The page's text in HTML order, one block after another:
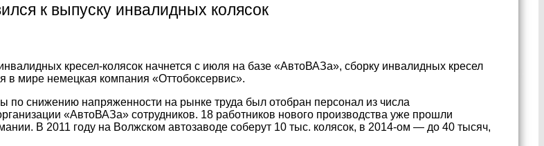
к выпуску инвалидных колясок
кресел-колясок начнется с июля на базе «АвтоВАЗа», сборку инвалидных кресел
в мире немецкая компания «Оттобоксервис».
по снижению напряженности на рынке труда был отобран персонал из числа
«АвтоВАЗа» сотрудников. 18 работников нового производства уже прошли
В 2011 году на Волжском автозаводе соберут 10 тыс. колясок, в 2014-ом — до 40 тысяч,